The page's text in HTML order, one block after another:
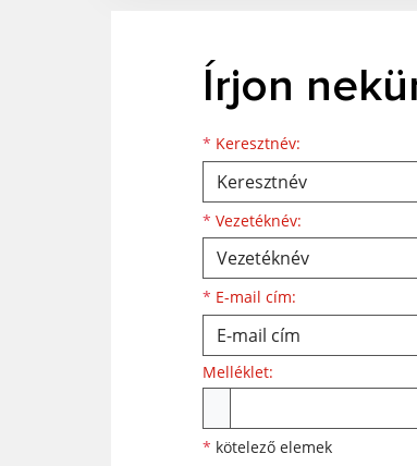
Írjon
* Keresztnév:
Keresztnév
* Vezetéknév:
Vezetéknév
* E-mail cím:
E-mail cím
Melléklet:
* kötelező elemek